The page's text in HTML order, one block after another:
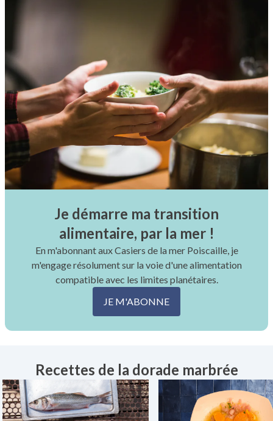
Je démarre ma transition
alimentaire, par la mer !
En m'abonnant aux Casiers de la mer Poiscaille, je
m'engage résolument sur la voie d'une alimentation
compatible avec les limites planétaires.
JE M'ABONNE
Recettes de la dorade marbrée